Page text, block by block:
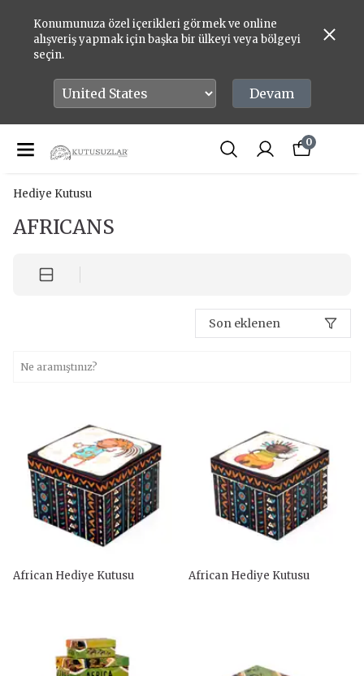
Konumunuza özel içerikleri görmek ve online
alışveriş yapmak için başka bir ülkeyi veya bölgeyi
seçin.
Devam
0
Hediye Kutusu
AFRICANS
Son eklenen
African Hediye Kutusu African Hediye Kutusu